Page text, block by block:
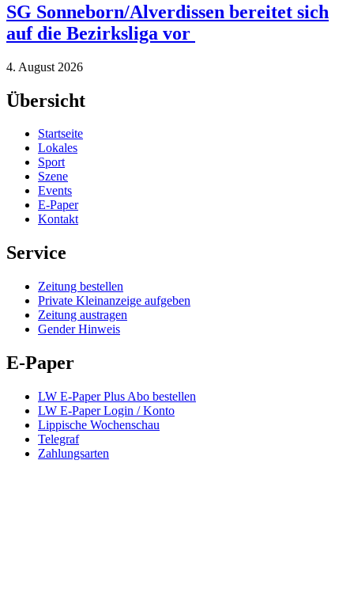
SG Sonneborn/Alverdissen bereitet sich
auf die Bezirksliga vor
4. August 2026
Übersicht
Startseite
Lokales
Sport
Szene
Events
E-Paper
Kontakt
Service
Zeitung bestellen
Private Kleinanzeige aufgeben
Zeitung austragen
Gender Hinweis
E-Paper
LW E-Paper Plus Abo bestellen
LW E-Paper Login / Konto
Lippische Wochenschau
Telegraf
Zahlungsarten